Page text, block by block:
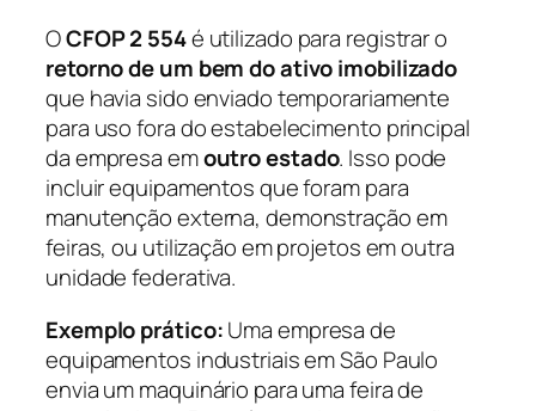
OCFOP 2 554é utilizado para registrar o
retorno de um bem do ativo imobilizado
que havia sido enviado temporariamente
para uso fora do estabelecimento principal
da empresa emoutro estado. Isso pode
incluir equipamentos que foram para
manutenção externa, demonstração em
feiras, ou utilização em projetos em outra
unidade federativa.
Exemplo prático:Uma empresa de
equipamentos industriais em São Paulo
envia um maquinário para uma feira de